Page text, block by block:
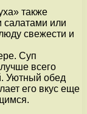
также
салатами или
свежести и
Суп
всего
Уютный обед
его вкус еще